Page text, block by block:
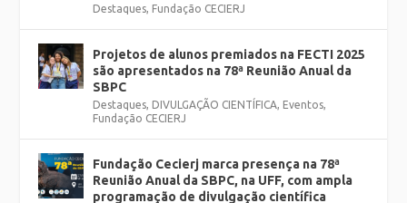
Destaques, Fundação CECIERJ
Projetos de alunos premiados na FECTI 2025
são apresentados na 78ª Reunião Anual da
SBPC
Destaques, DIVULGAÇÃO CIENTÍFICA, Eventos,
Fundação CECIERJ
Fundação Cecierj marca presença na 78ª
Reunião Anual da SBPC, na UFF, com ampla
programação de divulgação científica